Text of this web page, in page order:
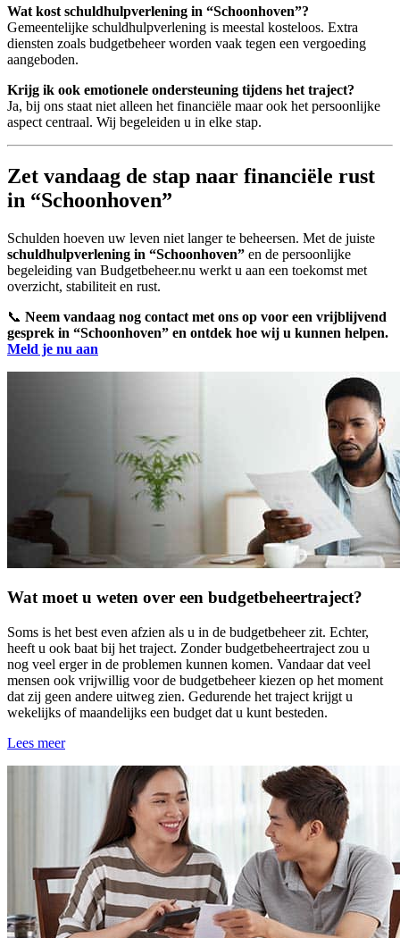
Wat kost schuldhulpverlening in “Schoonhoven”?
Gemeentelijke schuldhulpverlening is meestal kosteloos. Extra
diensten zoals budgetbeheer worden vaak tegen een vergoeding
aangeboden.
Krijg ik ook emotionele ondersteuning tijdens het traject?
Ja, bij ons staat niet alleen het financiële maar ook het persoonlijke
aspect centraal. Wij begeleiden u in elke stap.
Zet vandaag de stap naar financiële rust
in “Schoonhoven”
Schulden hoeven uw leven niet langer te beheersen. Met de juiste
schuldhulpverlening in “Schoonhoven” en de persoonlijke
begeleiding van Budgetbeheer.nu werkt u aan een toekomst met
overzicht, stabiliteit en rust.
📞 Neem vandaag nog contact met ons op voor een vrijblijvend
gesprek in “Schoonhoven” en ontdek hoe wij u kunnen helpen.
Meld je nu aan
Wat moet u weten over een budgetbeheertraject?
Soms is het best even afzien als u in de budgetbeheer zit. Echter,
heeft u ook baat bij het traject. Zonder budgetbeheertraject zou u
nog veel erger in de problemen kunnen komen. Vandaar dat veel
mensen ook vrijwillig voor de budgetbeheer kiezen op het moment
dat zij geen andere uitweg zien. Gedurende het traject krijgt u
wekelijks of maandelijks een budget dat u kunt besteden.
Lees meer